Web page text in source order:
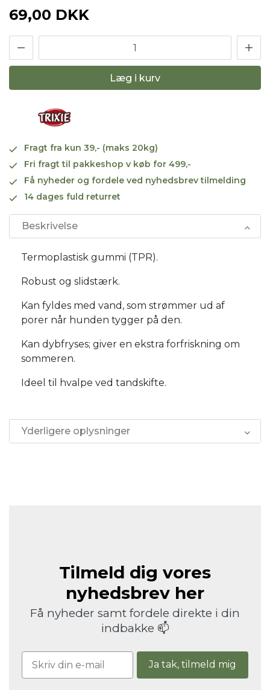
69,00 DKK
Læg i kurv
Fragt fra kun 39,- (maks 20kg)
Fri fragt til pakkeshop v køb for 499,-
Få nyheder og fordele ved nyhedsbrev tilmelding
14 dages fuld returret
Beskrivelse
Termoplastisk gummi (TPR).
Robust og slidstærk.
Kan fyldes med vand, som strømmer ud af
porer når hunden tygger på den.
Kan dybfryses; giver en ekstra forfriskning om
sommeren.
Ideel til hvalpe ved tandskifte.
Yderligere oplysninger
Tilmeld dig vores
nyhedsbrev her
Få nyheder samt fordele direkte i din
indbakke 📫
Ja tak, tilmeld mig